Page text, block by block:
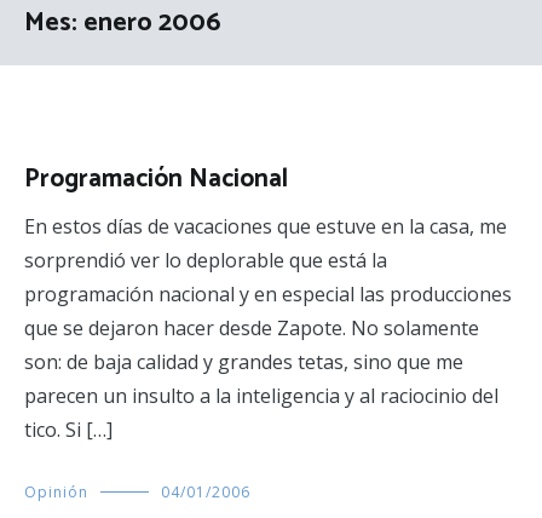
Mes:enero 2006
Programación Nacional
En estos días de vacaciones que estuve en la casa, me
sorprendió ver lo deplorable que está la
programación nacional y en especial las producciones
que se dejaron hacer desde Zapote. No solamente
son: de baja calidad y grandes tetas, sino que me
parecen un insulto a la inteligencia y al raciocinio del
tico. Si […]
Opinión 04/01/2006